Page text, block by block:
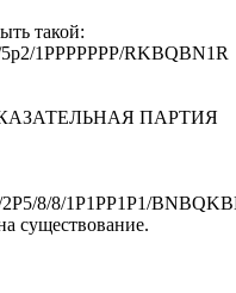
такой:
1PPPPPPP/RKBQBN1R
ПАРТИЯ
8/8/1P1PP1P1/
существование.